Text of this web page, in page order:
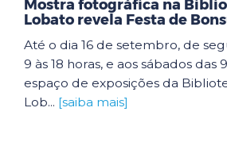
Mostra fotográfica na
Lobato revela Festa de
Até o dia 16 de setembro, de
9 às 18 horas, e aos sábados das
espaço de exposições da
Lob... [saiba mais]